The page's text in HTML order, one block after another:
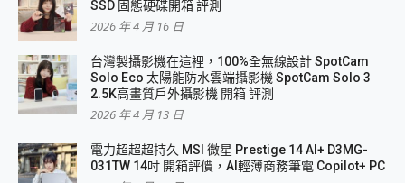
SSD 固態硬碟開箱 評測
2026 年 4 月 16 日
台灣製攝影機在這裡，100%全無線設計 SpotCam
Solo Eco 太陽能防水雲端攝影機 SpotCam Solo 3
2.5K高畫質戶外攝影機 開箱 評測
2026 年 4 月 13 日
電力超超超持久 MSI 微星 Prestige 14 AI+ D3MG-
031TW 14吋 開箱評價，AI輕薄商務筆電 Copilot+ PC